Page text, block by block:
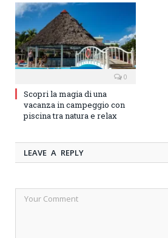
0
Scopri la magia di una
vacanza in campeggio con
piscina tra natura e relax
LEAVE A REPLY